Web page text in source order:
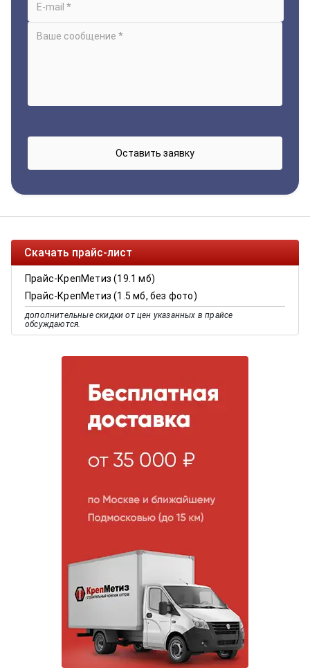
Скачать прайс-лист
Прайс-КрепМетиз (19.1 мб)
Прайс-КрепМетиз (1.5 мб, без фото)
дополнительные скидки от цен указанных в прайсе
обсуждаются.